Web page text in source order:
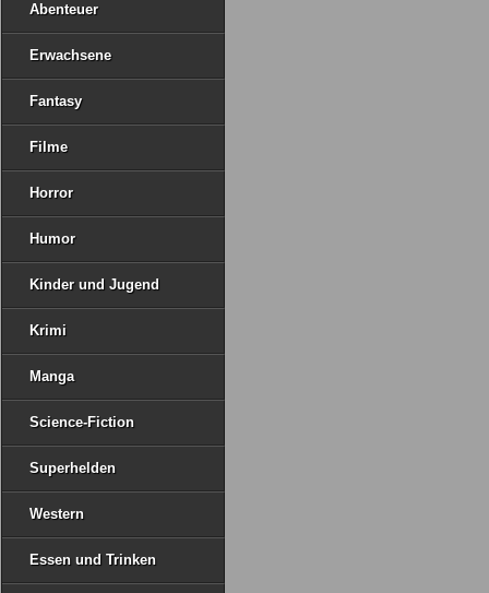
Abenteuer
Erwachsene
Fantasy
Filme
Horror
Humor
Kinder und Jugend
Krimi
Manga
Science-Fiction
Superhelden
Western
Essen und Trinken